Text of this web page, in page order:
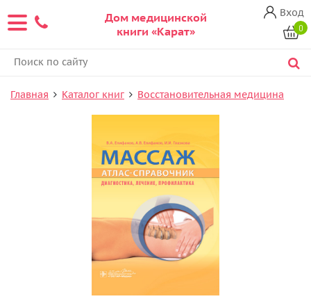
Дом медицинской
книги «Карат»
Вход
0
Главная Каталог книг Восстановительная медицина